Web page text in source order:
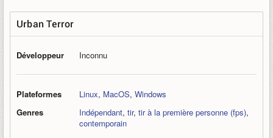
Urban Terror
Développeur Inconnu
Plateformes Linux, MacOS, Windows
Genres
Indépendant, tir, tir à la première personne (fps),
contemporain